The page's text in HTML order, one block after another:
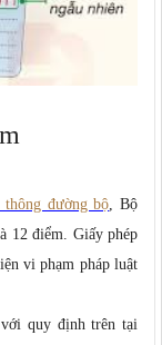
đường bộ, Bộ
12 điểm. Giấy phép
vi phạm pháp luật
quy định trên tại